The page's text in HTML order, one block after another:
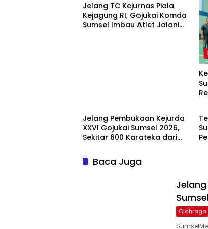
Jelang TC Kejurnas Piala
Kejagung RI, Gojukai Komda
Sumsel Imbau Atlet Jalani
Jelang Pembukaan Kejurda
XXVI Gojukai Sumsel 2026,
Sekitar 600 Karateka dari
Tanjung Enim
Baca Juga
Olahraga